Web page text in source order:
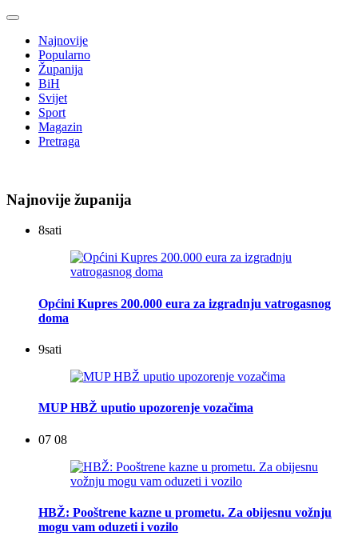
Najnovije
Popularno
Županija
BiH
Svijet
Sport
Magazin
Pretraga
Najnovije županija
8sati
Općini Kupres 200.000 eura za izgradnju vatrogasnog
doma
9sati
MUP HBŽ uputio upozorenje vozačima
07 08
HBŽ: Pooštrene kazne u prometu. Za obijesnu vožnju
mogu vam oduzeti i vozilo